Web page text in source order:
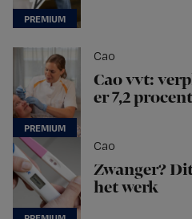
Cao
Cao vvt:
er 7,2
Cao
Zwanger?
het werk